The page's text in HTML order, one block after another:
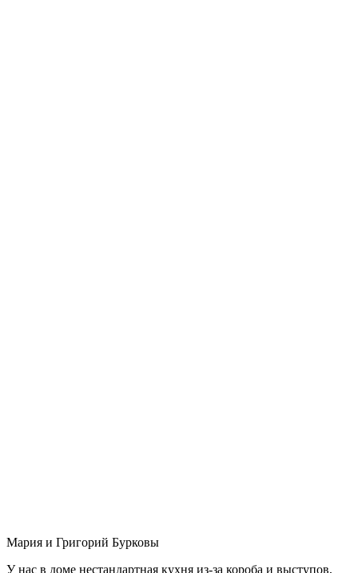
Мария и Григорий Бурковы
У нас в доме нестандартная кухня из-за короба и выступов,